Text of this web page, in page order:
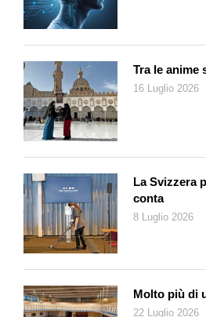
Tra le anime
16 Luglio 2026
La Svizzera
conta
8 Luglio 2026
Molto più di
22 Luglio 2026